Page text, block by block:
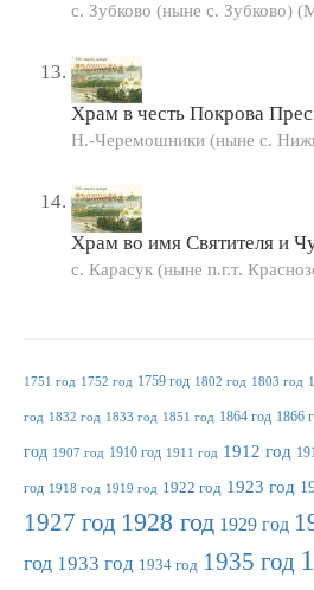
с. Зубково (ныне с. Зубково)
Храм в честь Покрова
Н.-Черемошники (ныне с.
Храм во имя Святителя и
с. Карасук (ныне п.г.т.
1751 год 1752 год 1759 год 1802 год 1803 год
год 1832 год 1833 год 1851 год 1864 год 1866
год 1907 год 1910 год 1911 год 1912 год
год 1918 год 1919 год 1922 год 1923 год
1927 год 1928 год 1929 год
год 1933 год 1934 год 1935 год